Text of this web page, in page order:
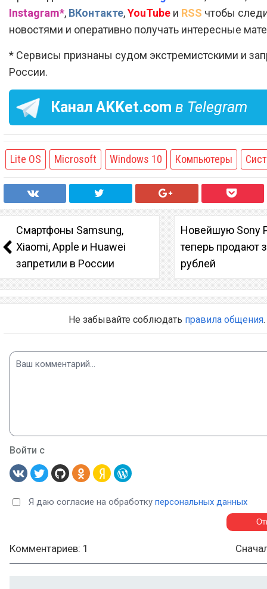
Instagram*, ВКонтакте,YouTube и RSS чтобы
новостями и оперативно получать интересные
* Сервисы признаны судом экстремистскими и
России.
Канал AKKet.com в Telegram
Lite OS Microsoft Windows 10 Компьютеры
Смартфоны Samsung,
Xiaomi, Apple и Huawei
запретили в России
Новейшую Sony
теперь продают
рублей
Не забывайте соблюдать правила общения.
Войти с
Я даю согласие на обработку персональных данных
Комментариев: 1